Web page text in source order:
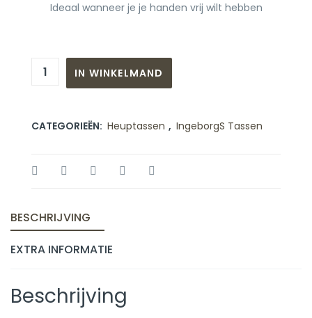
Ideaal wanneer je je handen vrij wilt hebben
IN WINKELMAND
CATEGORIEËN: Heuptassen , IngeborgS Tassen
BESCHRIJVING
EXTRA INFORMATIE
Beschrijving